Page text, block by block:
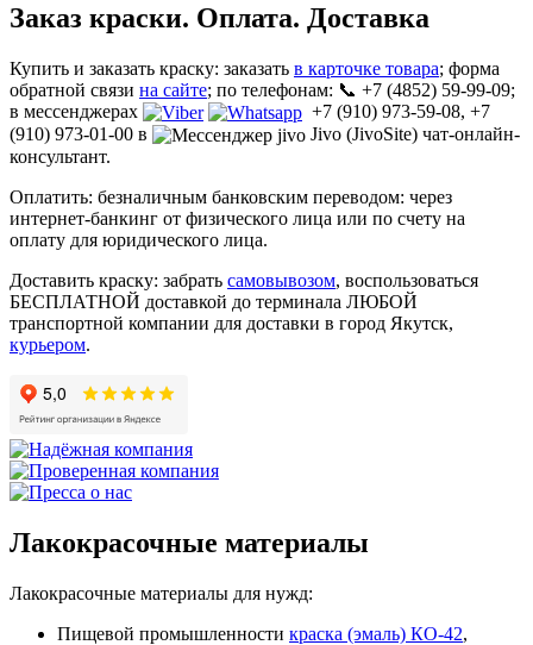
Заказ краски. Оплата. Доставка
Купить и заказать краску: заказать в карточке товара; форма
обратной связи на сайте; по телефонам: 📞 +7 (4852) 59-99-09;
в мессенджерах
+7 (910) 973-59-08, +7
(910) 973-01-00 в
Jivo (JivoSite) чат-онлайн-
консультант.
Оплатить: безналичным банковским переводом: через
интернет-банкинг от физического лица или по счету на
оплату для юридического лица.
Доставить краску: забрать самовывозом, воспользоваться
БЕСПЛАТНОЙ доставкой до терминала ЛЮБОЙ
транспортной компании для доставки в город Якутск,
курьером.
Лакокрасочные материалы
Лакокрасочные материалы для нужд:
Пищевой промышленности краска (эмаль) КО-42,